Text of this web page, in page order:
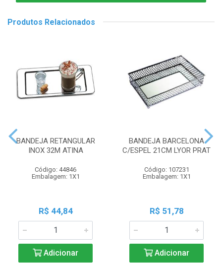
Produtos Relacionados
BANDEJA RETANGULAR
INOX 32M ATINA
Código: 44846
Embalagem: 1X1
R$ 44,84
Adicionar
BANDEJA BARCELONA
C/ESPEL 21CM LYOR PRAT
Código: 107231
Embalagem: 1X1
R$ 51,78
Adicionar